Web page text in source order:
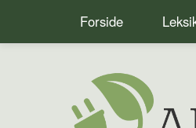
Forside